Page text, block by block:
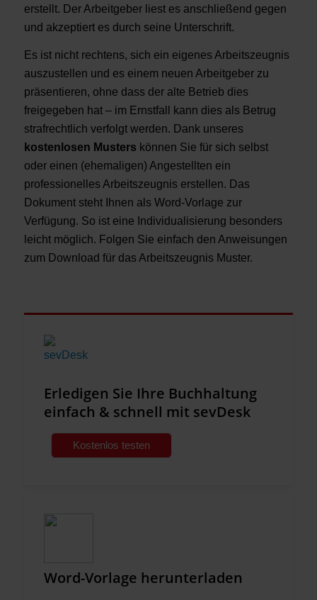
erstellt. Der Arbeitgeber liest es anschließend gegen
und akzeptiert es durch seine Unterschrift.
Es ist nicht rechtens, sich ein eigenes Arbeitszeugnis
auszustellen und es einem neuen Arbeitgeber zu
präsentieren, ohne dass der alte Betrieb dies
freigegeben hat – im Ernstfall kann dies als Betrug
strafrechtlich verfolgt werden. Dank unseres
kostenlosen Musters können Sie für sich selbst
oder einen (ehemaligen) Angestellten ein
professionelles Arbeitszeugnis erstellen. Das
Dokument steht Ihnen als Word-Vorlage zur
Verfügung. So ist eine Individualisierung besonders
leicht möglich. Folgen Sie einfach den Anweisungen
zum Download für das Arbeitszeugnis Muster.
Erledigen Sie Ihre Buchhaltung
einfach & schnell mit sevDesk
Kostenlos testen
Word-Vorlage herunterladen